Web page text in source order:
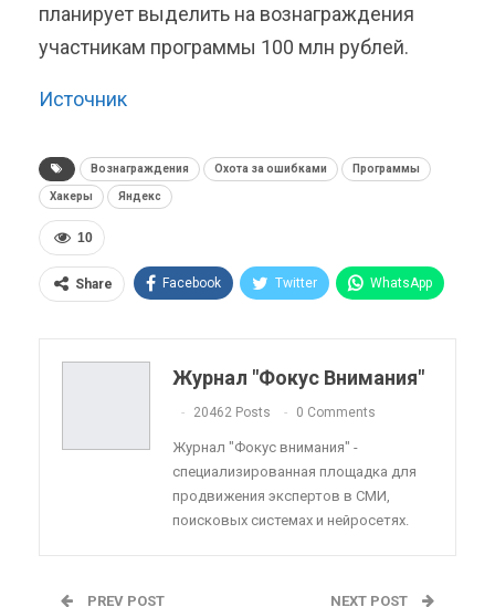
планирует выделить на вознаграждения
участникам программы 100 млн рублей.
Источник
Вознаграждения Охота за ошибками Программы
Хакеры Яндекс
10
Share Facebook Twitter WhatsApp
Telegram Viber
Linkedin Tumblr
Журнал "Фокус Внимания"
20462 Posts 0 Comments
Журнал "Фокус внимания" -
специализированная площадка для
продвижения экспертов в СМИ,
поисковых системах и нейросетях.
PREV POST NEXT POST